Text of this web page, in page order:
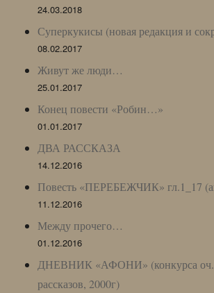
24.03.2018
Суперкукисы (новая редакция и
08.02.2017
Живут же люди…
25.01.2017
Конец повести «Робин…»
01.01.2017
ДВА РАССКАЗА
14.12.2016
Повесть «ПЕРЕБЕЖЧИК» гл.1_17
11.12.2016
Между прочего…
01.12.2016
ДНЕВНИК «АФОНИ» (конкурса оч.
рассказов, 2000г)